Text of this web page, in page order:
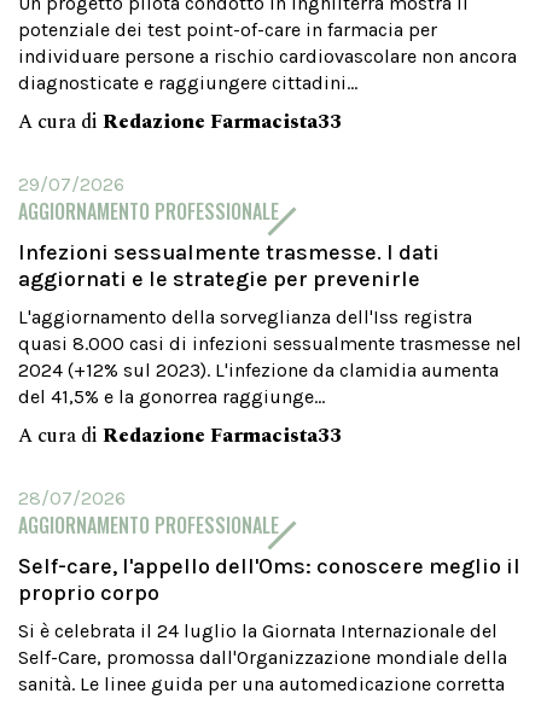
potenziale dei test point-of-care in farmacia per
individuare persone a rischio cardiovascolare non ancora
diagnosticate e raggiungere cittadini...
A cura di Redazione Farmacista33
29/07/2026
AGGIORNAMENTO PROFESSIONALE
Infezioni sessualmente trasmesse. I dati
aggiornati e le strategie per prevenirle
L'aggiornamento della sorveglianza dell'Iss registra
quasi 8.000 casi di infezioni sessualmente trasmesse nel
2024 (+12% sul 2023). L'infezione da clamidia aumenta
del 41,5% e la gonorrea raggiunge...
A cura di Redazione Farmacista33
28/07/2026
AGGIORNAMENTO PROFESSIONALE
Self-care, l'appello dell'Oms: conoscere meglio il
proprio corpo
Si è celebrata il 24 luglio la Giornata Internazionale del
Self-Care, promossa dall'Organizzazione mondiale della
sanità. Le linee guida per una automedicazione corretta